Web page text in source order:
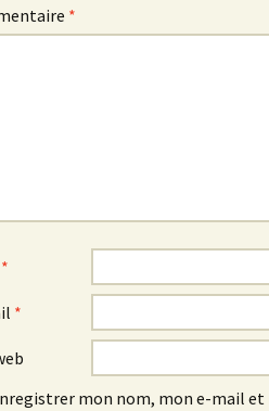
*
*
*
mon nom, mon e-mail